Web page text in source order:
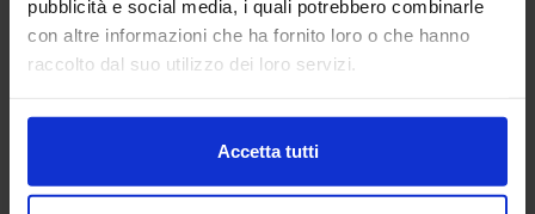
pubblicità e social media, i quali potrebbero combinarle
con altre informazioni che ha fornito loro o che hanno
raccolto dal suo utilizzo dei loro servizi.
Accetta tutti